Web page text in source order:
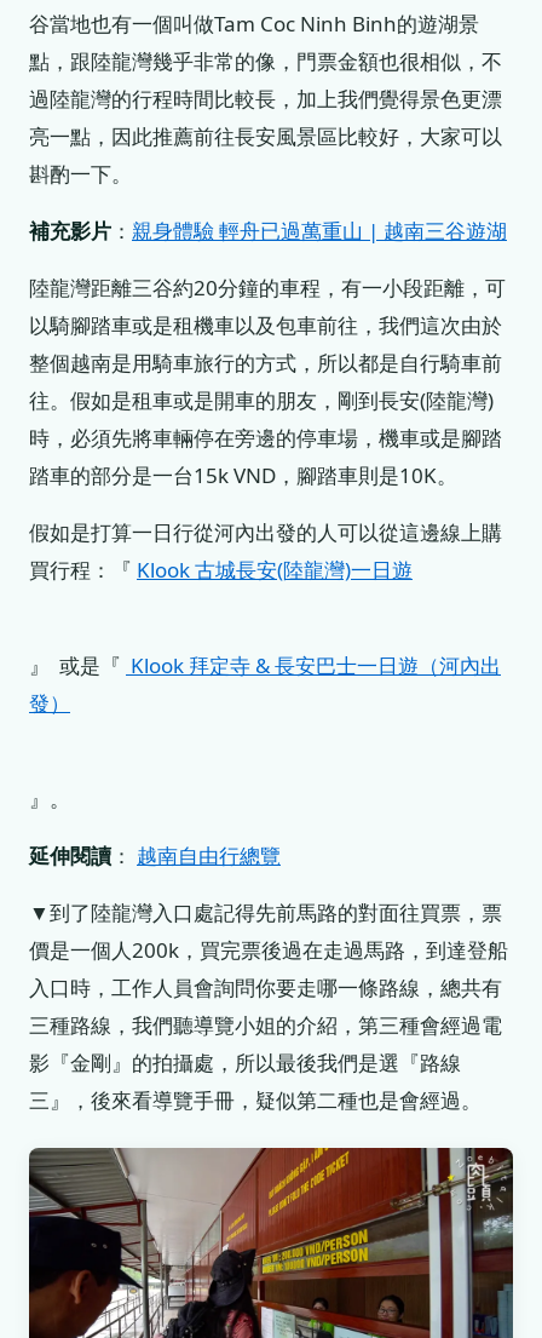
谷當地也有一個叫做Tam Coc Ninh Binh的遊湖景
點，跟陸龍灣幾乎非常的像，門票金額也很相似，不
過陸龍灣的行程時間比較長，加上我們覺得景色更漂
亮一點，因此推薦前往長安風景區比較好，大家可以
斟酌一下。
補充影片 ： 親身體驗 輕舟已過萬重山 | 越南三谷遊湖
陸龍灣距離三谷約20分鐘的車程，有一小段距離，可
以騎腳踏車或是租機車以及包車前往，我們這次由於
整個越南是用騎車旅行的方式，所以都是自行騎車前
往。假如是租車或是開車的朋友，剛到長安(陸龍灣)
時，必須先將車輛停在旁邊的停車場，機車或是腳踏
踏車的部分是一台15k VND，腳踏車則是10K。
假如是打算一日行從河內出發的人可以從這邊線上購
買行程：『 Klook 古城長安(陸龍灣)一日遊
』 或是『 Klook 拜定寺 & 長安巴士一日遊（河內出
發）
』。
延伸閱讀 ： 越南自由行總覽
▼到了陸龍灣入口處記得先前馬路的對面往買票，票
價是一個人200k，買完票後過在走過馬路，到達登船
入口時，工作人員會詢問你要走哪一條路線，總共有
三種路線，我們聽導覽小姐的介紹，第三種會經過電
影『金剛』的拍攝處，所以最後我們是選『路線
三』，後來看導覽手冊，疑似第二種也是會經過。